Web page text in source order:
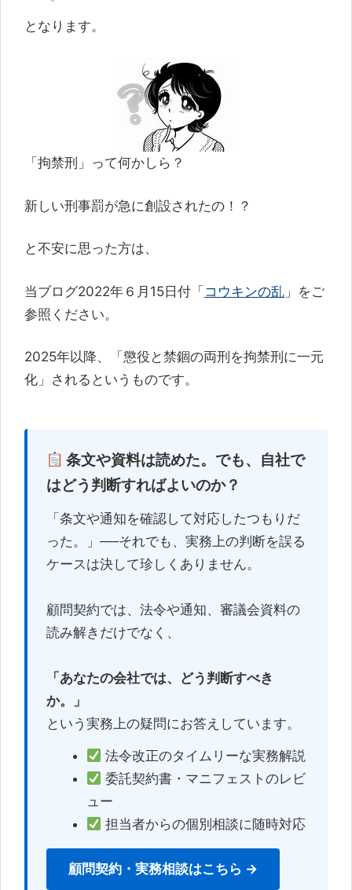
となります。
「拘禁刑」って何かしら？
新しい刑事罰が急に創設されたの！？
と不安に思った方は、
当ブログ2022年６月15日付「コウキンの乱 」をご
参照ください。
2025年以降、「懲役と禁錮の両刑を拘禁刑に一元
化」されるというものです。
条文や資料は読めた。でも、自社で
はどう判断すればよいのか？
「条文や通知を確認して対応したつもりだ
った。」──それでも、実務上の判断を誤る
ケースは決して珍しくありません。
顧問契約では、法令や通知、審議会資料の
読み解きだけでなく、
「あなたの会社では、どう判断すべき
か。」
という実務上の疑問にお答えしています。
法令改正のタイムリーな実務解説
委託契約書・マニフェストのレビ
ュー
担当者からの個別相談に随時対応
顧問契約・実務相談はこちら →